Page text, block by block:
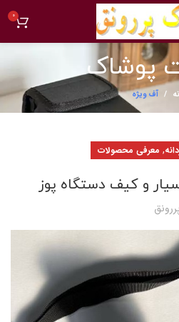
0
پوشاک
آف ویژه
, معرفی محصولات
و کیف دستگاه پوز